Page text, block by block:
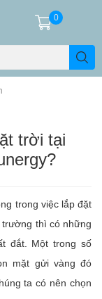
0
trời tại
trong việc lắp đặt
thì có những
đắt. Một trong số
mặt gửi vàng đó
ta có nên chọn